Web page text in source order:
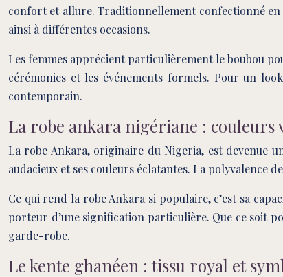
confort et allure. Traditionnellement confectionné en
ainsi à différentes occasions.
Les femmes apprécient particulièrement le boubou
cérémonies et les événements formels. Pour un
contemporain.
La robe ankara nigériane : couleurs
La robe Ankara, originaire du Nigeria, est devenue
audacieux et ses couleurs éclatantes. La polyvalence
Ce qui rend la robe Ankara si populaire, c’est sa
porteur d’une signification particulière. Que ce soit
garde-robe.
Le kente ghanéen : tissu royal et